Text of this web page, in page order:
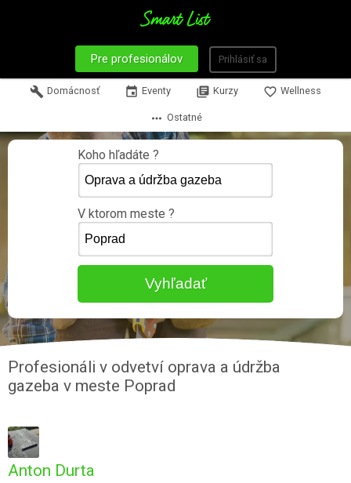
Pre profesionálov Prihlásiť sa
build Domácnosť event Eventy library_books Kurzy favorite_border Wellness
more_horiz Ostatné
Koho hľadáte ?
V ktorom meste ?
Profesionáli v odvetví oprava a údržba
gazeba v meste Poprad
Anton Durta